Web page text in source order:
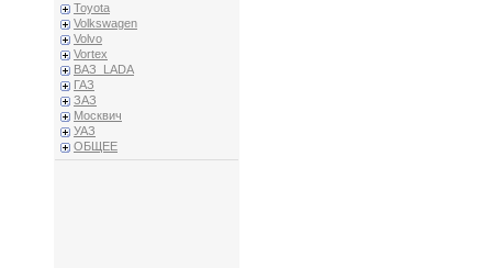
Toyota
Volkswagen
Volvo
Vortex
ВАЗ_LADA
ГАЗ
ЗАЗ
Москвич
УАЗ
ОБЩЕЕ